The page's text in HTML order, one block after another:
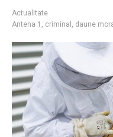
Actualitate
Antena 1 , criminal , daune